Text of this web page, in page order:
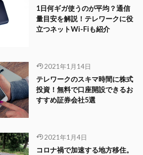
1日何ギガ使うのが平均？通信
量目安を解説！テレワークに役
立つネットWi-Fiも紹介
2021年1月14日
テレワークのスキマ時間に株式
投資！無料で口座開設できるお
すすめ証券会社5選
2021年1月4日
コロナ禍で加速する地方移住。